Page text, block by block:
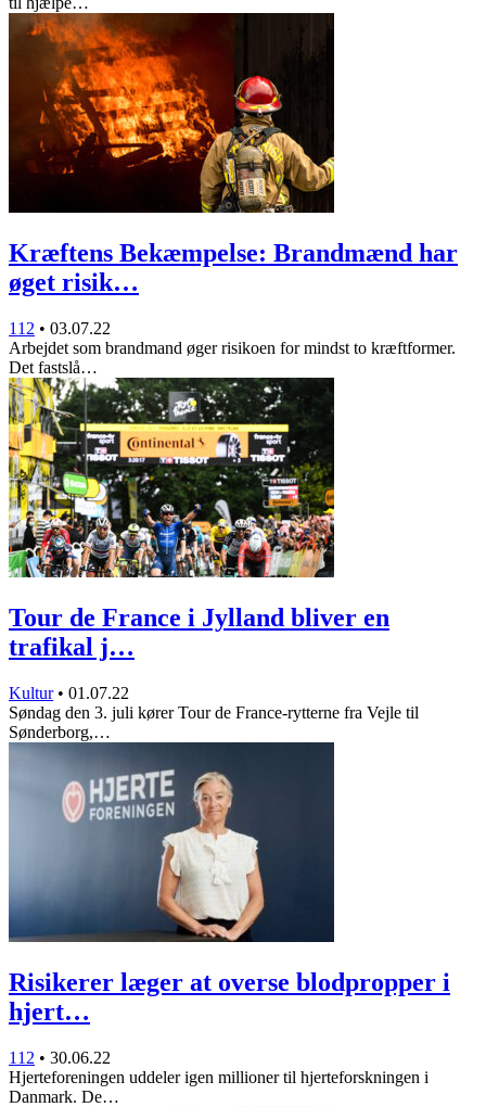
Kræftens Bekæmpelse: Brandmænd har
øget risik…
112 • 03.07.22
Arbejdet som brandmand øger risikoen for mindst to kræftformer.
Det fastslå…
Tour de France i Jylland bliver en
trafikal j…
Kultur • 01.07.22
Søndag den 3. juli kører Tour de France-rytterne fra Vejle til
Sønderborg,…
Risikerer læger at overse blodpropper i
hjert…
112 • 30.06.22
Hjerteforeningen uddeler igen millioner til hjerteforskningen i
Danmark. De…